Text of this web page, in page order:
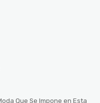
Que Se Impone en Esta